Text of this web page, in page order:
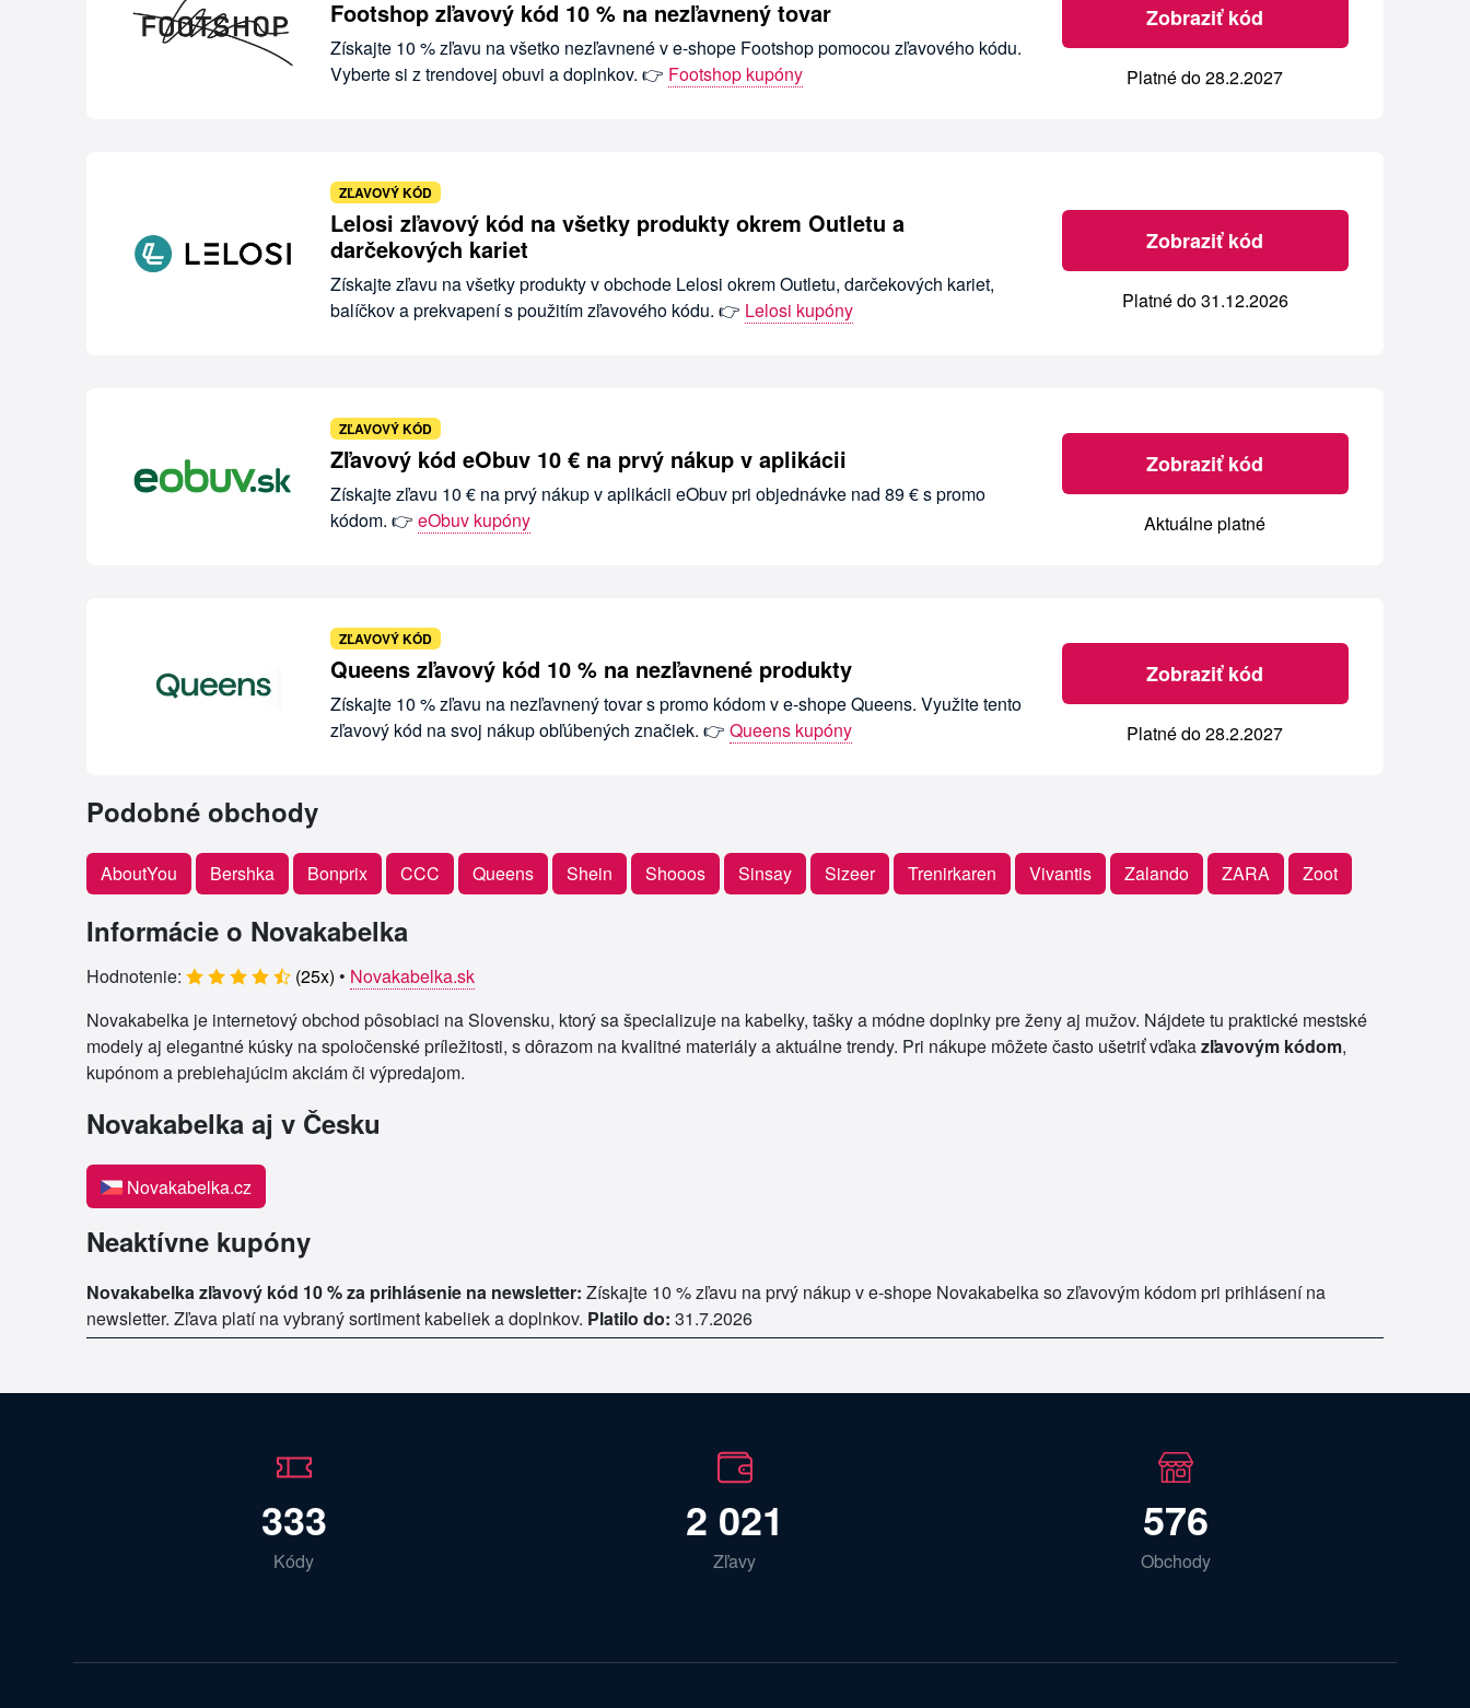
Footshop zľavový kód 10 % na nezľavnený tovar
Získajte 10 % zľavu na všetko nezľavnené v e-shope Footshop pomocou zľavového kódu.
Vyberte si z trendovej obuvi a doplnkov. 👉 Footshop kupóny
Zobraziť kód
Platné do 28.2.2027
ZĽAVOVÝ KÓD
Lelosi zľavový kód na všetky produkty okrem Outletu a
darčekových kariet
Získajte zľavu na všetky produkty v obchode Lelosi okrem Outletu, darčekových kariet,
balíčkov a prekvapení s použitím zľavového kódu. 👉 Lelosi kupóny
Zobraziť kód
Platné do 31.12.2026
ZĽAVOVÝ KÓD
Zľavový kód eObuv 10 € na prvý nákup v aplikácii
Získajte zľavu 10 € na prvý nákup v aplikácii eObuv pri objednávke nad 89 € s promo
kódom. 👉 eObuv kupóny
Zobraziť kód
Aktuálne platné
ZĽAVOVÝ KÓD
Queens zľavový kód 10 % na nezľavnené produkty
Získajte 10 % zľavu na nezľavnený tovar s promo kódom v e-shope Queens. Využite tento
zľavový kód na svoj nákup obľúbených značiek. 👉 Queens kupóny
Zobraziť kód
Platné do 28.2.2027
Podobné obchody
AboutYou Bershka Bonprix CCC Queens Shein Shooos Sinsay Sizeer Trenirkaren Vivantis Zalando ZARA Zoot
Informácie o Novakabelka
Hodnotenie: (25x) • Novakabelka.sk
Novakabelka je internetový obchod pôsobiaci na Slovensku, ktorý sa špecializuje na kabelky, tašky a módne doplnky pre ženy aj mužov. Nájdete tu praktické mestské
modely aj elegantné kúsky na spoločenské príležitosti, s dôrazom na kvalitné materiály a aktuálne trendy. Pri nákupe môžete často ušetriť vďakazľavovým kódom,
kupónom a prebiehajúcim akciám či výpredajom.
Novakabelka aj v Česku
Novakabelka.cz
Neaktívne kupóny
Novakabelka zľavový kód 10 % za prihlásenie na newsletter: Získajte 10 % zľavu na prvý nákup v e-shope Novakabelka so zľavovým kódom pri prihlásení na
newsletter. Zľava platí na vybraný sortiment kabeliek a doplnkov. Platilo do: 31.7.2026
333
Kódy
2 021
Zľavy
576
Obchody